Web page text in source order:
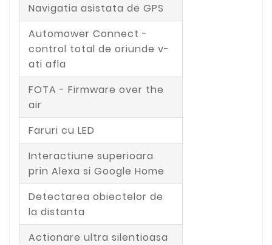
Navigatia asistata de GPS
Automower Connect -
control total de oriunde v-
ati afla
FOTA - Firmware over the
air
Faruri cu LED
Interactiune superioara
prin Alexa si Google Home
Detectarea obiectelor de
la distanta
Actionare ultra silentioasa